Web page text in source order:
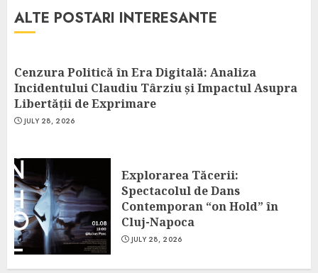
ALTE POSTARI INTERESANTE
Cenzura Politică în Era Digitală: Analiza
Incidentului Claudiu Târziu și Impactul Asupra
Libertății de Exprimare
JULY 28, 2026
Explorarea Tăcerii:
Spectacolul de Dans
Contemporan “on Hold” în
Cluj-Napoca
JULY 28, 2026